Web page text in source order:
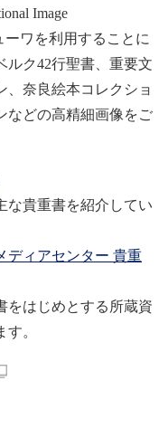
Image
ーワを利用することに
ルク42行聖書、重要文
、奈良絵本コレクショ
などの高精細画像をご
な貴重書を紹介してい
ディアセンター 貴重
をはじめとする所蔵資
。